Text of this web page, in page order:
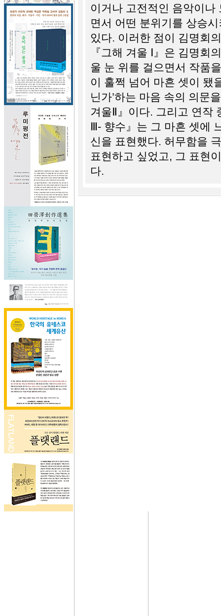
이거나 고전적인 음악이나
면서 어떤 분위기를 상승
있다. 이러한 점이 김명회
『그해 겨울 Ⅰ』은 김명회
울 눈 위를 걸으면서 작품
이 훌쩍 넘어 마흔 셋이 됐
닌가’하는 마음 속의 의문
겨울Ⅱ』이다. 그리고 연작
Ⅲ- 향수』는 그 마흔 셋에
신을 표현했다. 허무함을
표현하고 싶었고, 그 표현
다.